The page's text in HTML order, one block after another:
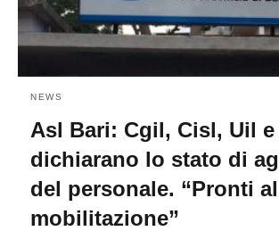
NEWS
Asl Bari: Cgil, Cisl, Uil
dichiarano lo stato di
del personale. “Pronti
mobilitazione”